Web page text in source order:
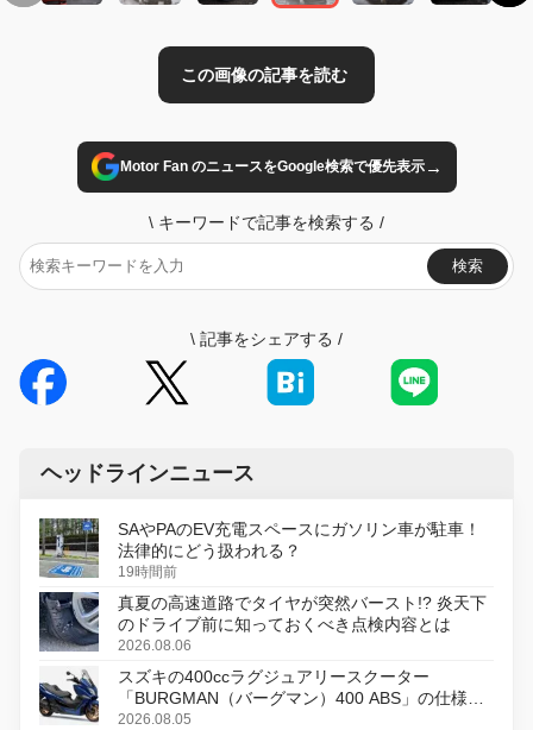
Motor Fan のニュースをGoogle検索で優先表示→
\ キーワードで記事を検索する /
検索
\ 記事をシェアする /
ヘッドラインニュース
SAやPAのEV充電スペースにガソリン車が駐車！
法律的にどう扱われる？
19時間前
真夏の高速道路でタイヤが突然バースト!? 炎天下
のドライブ前に知っておくべき点検内容とは
2026.08.06
スズキの400ccラグジュアリースクーター
「BURGMAN（バーグマン）400 ABS」の仕様を
変更し、8月18日に発売
2026.08.05